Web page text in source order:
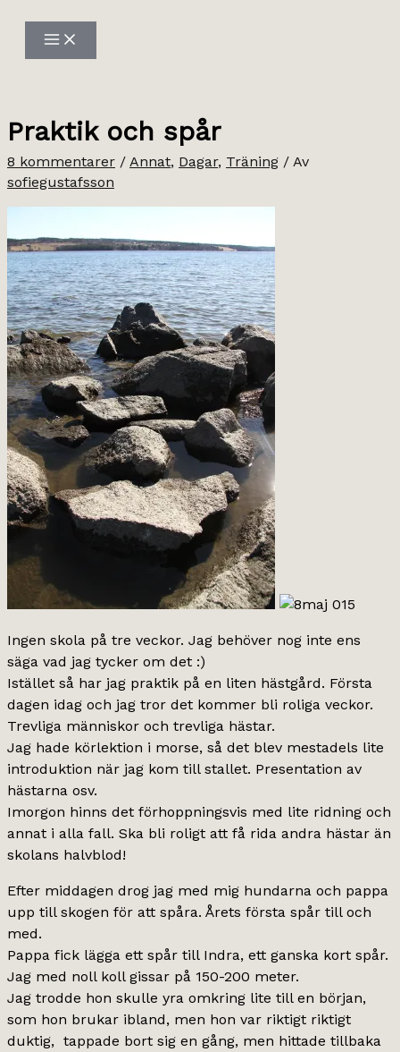
innehåll
Praktik och spår
8 kommentarer / Annat, Dagar, Träning / Av
sofiegustafsson
Ingen skola på tre veckor. Jag behöver nog inte ens
säga vad jag tycker om det :)
Istället så har jag praktik på en liten hästgård. Första
dagen idag och jag tror det kommer bli roliga veckor.
Trevliga människor och trevliga hästar.
Jag hade körlektion i morse, så det blev mestadels lite
introduktion när jag kom till stallet. Presentation av
hästarna osv.
Imorgon hinns det förhoppningsvis med lite ridning och
annat i alla fall. Ska bli roligt att få rida andra hästar än
skolans halvblod!
Efter middagen drog jag med mig hundarna och pappa
upp till skogen för att spåra. Årets första spår till och
med.
Pappa fick lägga ett spår till Indra, ett ganska kort spår.
Jag med noll koll gissar på 150-200 meter.
Jag trodde hon skulle yra omkring lite till en början,
som hon brukar ibland, men hon var riktigt riktigt
duktig, tappade bort sig en gång, men hittade tillbaka